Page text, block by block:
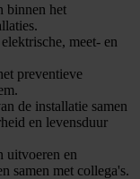
binnen het
meet- en
preventieve
de installatie samen
en levensduur
uitvoeren en
samen met collega's.